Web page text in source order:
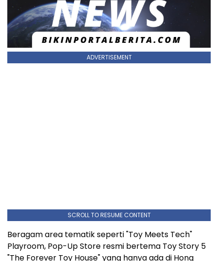
ADVERTISEMENT
SCROLL TO RESUME CONTENT
Beragam area tematik seperti "Toy Meets Tech"
Playroom, Pop-Up Store resmi bertema Toy Story 5
"The Forever Toy House" yang hanya ada di Hong